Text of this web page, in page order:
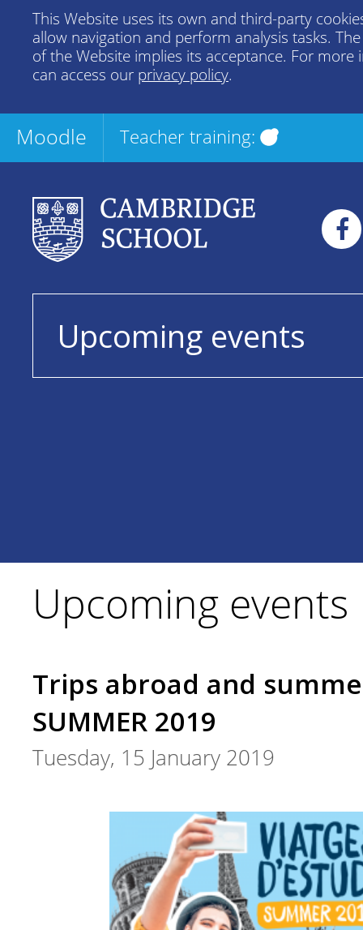
This Website uses its own and third-party
allow navigation and perform analysis tasks.
of the Website implies its acceptance. For more
can access our privacy policy.
Moodle Teacher training:
Upcoming events
Upcoming events
Trips abroad and
SUMMER 2019
Tuesday, 15 January 2019